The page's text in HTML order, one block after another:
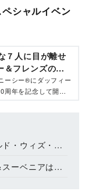
シャルイベン
７人に目が離せ
フレンズのス
っぷり紹介♪‐
ーシー®にダッフィー
年を記念して開催
イ！」ストーリー
ベニアは必見♡